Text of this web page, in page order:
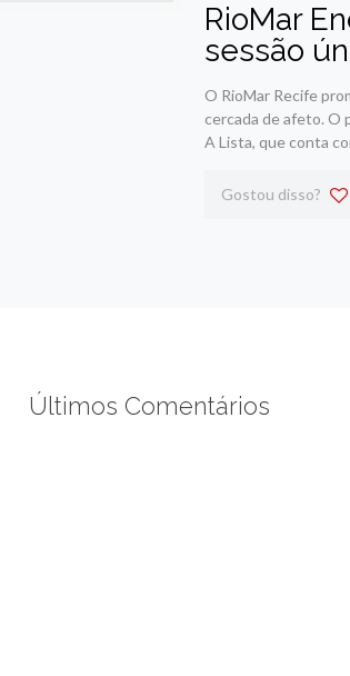
RioMar
sessão
O RioMar Recife
cercada de afeto. O
A Lista, que conta
Gostou disso?
Últimos Comentários